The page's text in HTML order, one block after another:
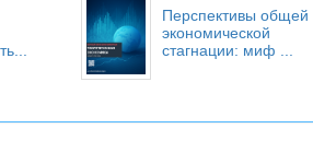
Перспективы общей
экономической
стагнации: миф ...